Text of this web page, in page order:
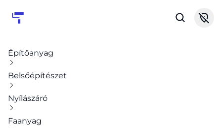
Építőanyag
Belsőépítészet
Nyílászáró
Faanyag